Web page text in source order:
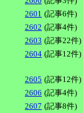
2601 (記事6件)
2602 (記事4件)
2603 (記事22件)
2604 (記事12件)
2605 (記事12件)
2606 (記事4件)
2607 (記事8件)